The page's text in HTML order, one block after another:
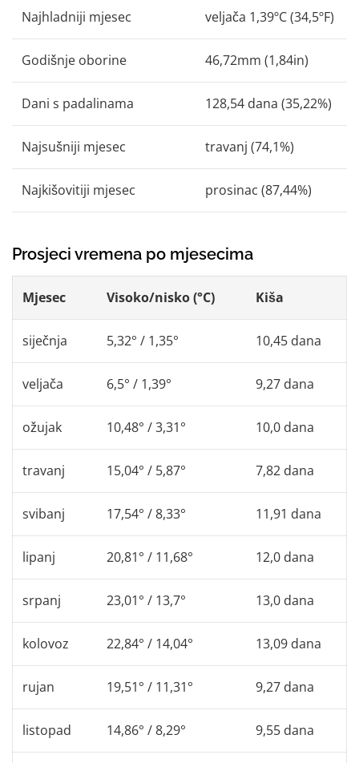
Najhladniji mjesec veljača 1,39ºC (34,5ºF)
Godišnje oborine 46,72mm (1,84in)
Dani s padalinama 128,54 dana (35,22%)
Najsušniji mjesec travanj (74,1%)
Najkišovitiji mjesec prosinac (87,44%)
Prosjeci vremena po mjesecima
Mjesec Visoko/nisko (°C) Kiša
siječnja 5,32° / 1,35° 10,45 dana
veljača 6,5° / 1,39° 9,27 dana
ožujak 10,48° / 3,31° 10,0 dana
travanj 15,04° / 5,87° 7,82 dana
svibanj 17,54° / 8,33° 11,91 dana
lipanj 20,81° / 11,68° 12,0 dana
srpanj 23,01° / 13,7° 13,0 dana
kolovoz 22,84° / 14,04° 13,09 dana
rujan 19,51° / 11,31° 9,27 dana
listopad 14,86° / 8,29° 9,55 dana